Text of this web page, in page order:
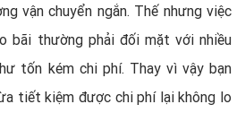
vận chuyển ngắn. Thế nhưng việc
bãi thường phải đối mặt với nhiều
tốn kém chi phí. Thay vì vậy bạn
tiết kiệm được chi phí lại không lo